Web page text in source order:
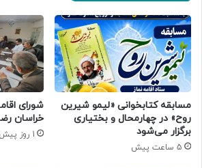
مسابقه کتابخوانی «لیمو شیرین
روح» در چهارمحال و بختیاری
برگزار می‌شود
5 ساعت پیش
شورای
خراسان
1 روز پیش